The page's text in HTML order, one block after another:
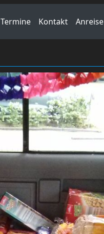
Termine Kontakt Anreise